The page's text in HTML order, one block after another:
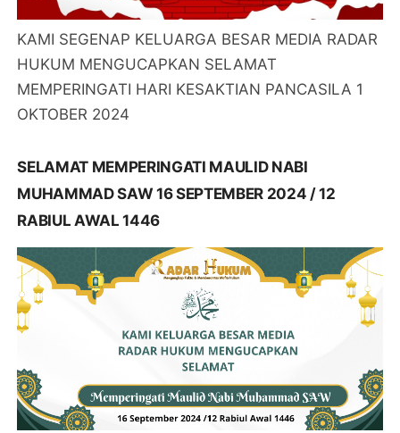
KAMI SEGENAP KELUARGA BESAR MEDIA RADAR
HUKUM MENGUCAPKAN SELAMAT
MEMPERINGATI HARI KESAKTIAN PANCASILA 1
OKTOBER 2024
SELAMAT MEMPERINGATI MAULID NABI
MUHAMMAD SAW 16 SEPTEMBER 2024 / 12
RABIUL AWAL 1446